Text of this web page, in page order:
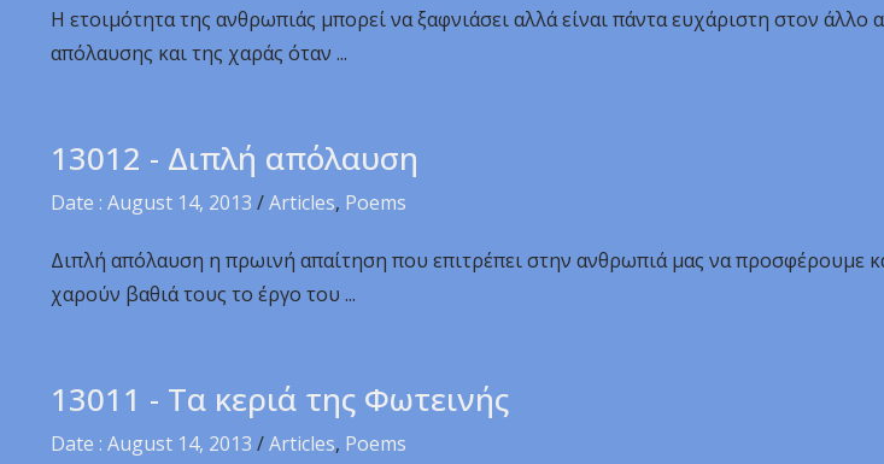
Η ετοιμότητα της ανθρωπιάς μπορεί να ξαφνιάσει αλλά είναι πάντα ευχάριστη στον άλλο
απόλαυσης και της χαράς όταν ...
13012 - Διπλή απόλαυση
Date : August 14, 2013 /Articles, Poems
Διπλή απόλαυση η πρωινή απαίτηση που επιτρέπει στην ανθρωπιά μας να προσφέρουμε
χαρούν βαθιά τους το έργο του ...
13011 - Τα κεριά της Φωτεινής
Date : August 14, 2013 /Articles, Poems